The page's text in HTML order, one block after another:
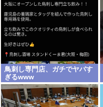
鳥刺し専門店、ガチでヤバす
ぎるwww